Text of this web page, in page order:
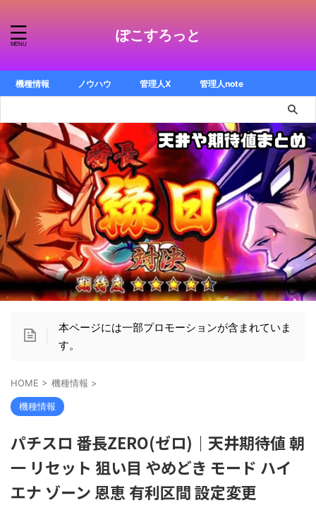
ぽこすろっと
機種情報 ノウハウ 管理人X 管理人note
本ページには一部プロモーションが含まれていま
す。
HOME > 機種情報 >
機種情報
パチスロ 番長ZERO(ゼロ)｜天井期待値 朝
一 リセット 狙い目 やめどき モード ハイ
エナ ゾーン 恩恵 有利区間 設定変更